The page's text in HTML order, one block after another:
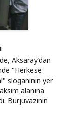
Aksaray’dan
"Herkese
sloganının yer
alanına
Burjuvazinin